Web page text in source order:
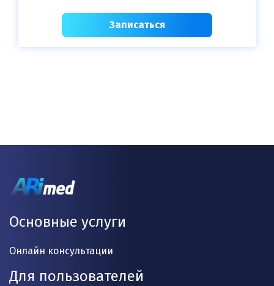
Записаться
Основные услуги
Онлайн консультации
Для пользователей